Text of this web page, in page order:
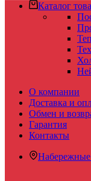
Каталог
О компании
Доставка и
Обмен и
Гарантия
Контакты